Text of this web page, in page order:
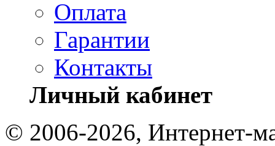
Оплата
Гарантии
Контакты
Личный кабинет
© 2006-2026, Интернет-